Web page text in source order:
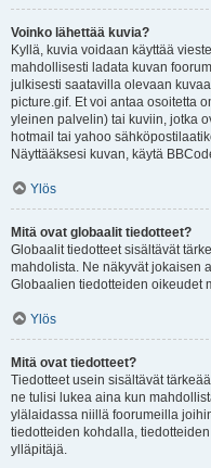
Voinko lähettää kuvia?
Kyllä, kuvia voidaan käyttää
mahdollisesti ladata kuvan
julkisesti saatavilla olevaan
picture.gif. Et voi antaa osoitetta
yleinen palvelin) tai kuviin, jotka
hotmail tai yahoo
Näyttääksesi kuvan, käytä
Ylös
Mitä ovat globaalit tiedotteet?
Globaalit tiedotteet sisältävät
mahdolista. Ne näkyvät jokaisen
Globaalien tiedotteiden oikeudet
Ylös
Mitä ovat tiedotteet?
Tiedotteet usein sisältävät
ne tulisi lukea aina kun
ylälaidassa niillä foorumeilla
tiedotteiden kohdalla,
ylläpitäjä.